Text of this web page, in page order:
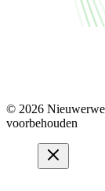
© 2026
voorbehouden